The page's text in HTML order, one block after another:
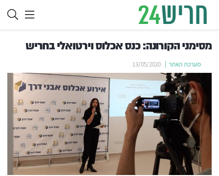
מסימני הקורונה: כנס אכלוס וירטואלי בחריש
מערכת האתר 13/05/2020